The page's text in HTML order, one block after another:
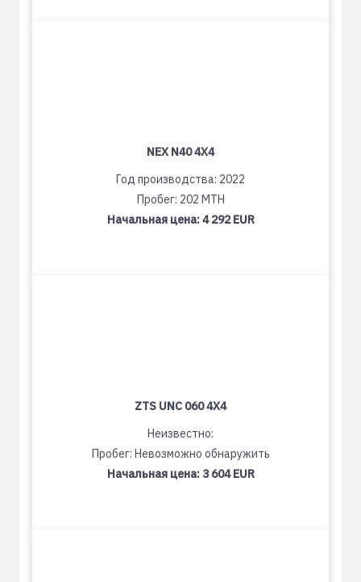
NEX N40 4X4
Год производства: 2022
Пробег: 202 MTH
Начальная цена:4 292 EUR
ZTS UNC 060 4X4
Неизвестно:
Пробег: Невозможно обнаружить
Начальная цена: 3 604 EUR